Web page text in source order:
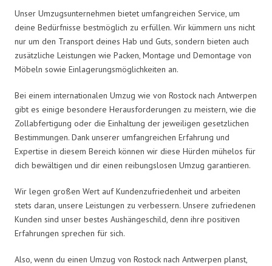
Unser Umzugsunternehmen bietet umfangreichen Service, um
deine Bedürfnisse bestmöglich zu erfüllen. Wir kümmern uns nicht
nur um den Transport deines Hab und Guts, sondern bieten auch
zusätzliche Leistungen wie Packen, Montage und Demontage von
Möbeln sowie Einlagerungsmöglichkeiten an.
Bei einem internationalen Umzug wie von Rostock nach Antwerpen
gibt es einige besondere Herausforderungen zu meistern, wie die
Zollabfertigung oder die Einhaltung der jeweiligen gesetzlichen
Bestimmungen. Dank unserer umfangreichen Erfahrung und
Expertise in diesem Bereich können wir diese Hürden mühelos für
dich bewältigen und dir einen reibungslosen Umzug garantieren.
Wir legen großen Wert auf Kundenzufriedenheit und arbeiten
stets daran, unsere Leistungen zu verbessern. Unsere zufriedenen
Kunden sind unser bestes Aushängeschild, denn ihre positiven
Erfahrungen sprechen für sich.
Also, wenn du einen Umzug von Rostock nach Antwerpen planst,